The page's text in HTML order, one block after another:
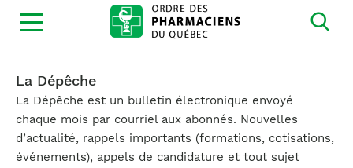
Ouvrir
la
La Dépêche
La Dépêche est un bulletin électronique envoyé
chaque mois par courriel aux abonnés. Nouvelles
d’actualité, rappels importants (formations, cotisations,
événements), appels de candidature et tout sujet